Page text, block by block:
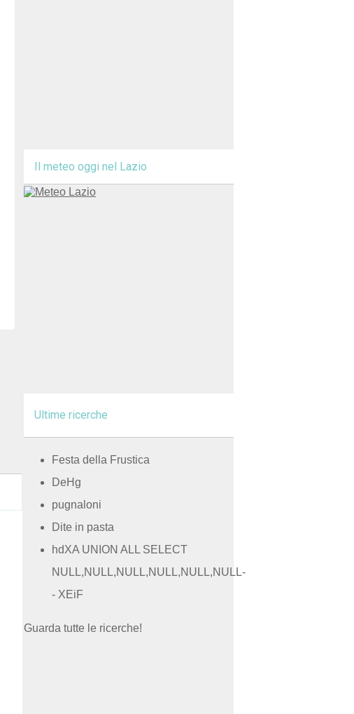
Il meteo oggi nel Lazio
Ultime ricerche
Festa della Frustica
DeHg
pugnaloni
Dite in pasta
hdXA UNION ALL SELECT
NULL,NULL,NULL,NULL,NULL,NULL-
- XEiF
Guarda tutte le ricerche!